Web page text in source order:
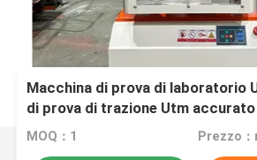
Macchina di prova di laboratorio
di prova di trazione Utm
gomma e plastica prova di
MOQ：1 Prezzo